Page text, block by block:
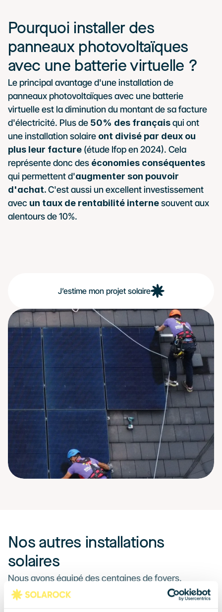
Pourquoi installer des
panneaux photovoltaïques
avec une batterie virtuelle ?
Le principal avantage d'une installation de
panneaux photovoltaïques avec une batterie
virtuelle est la diminution du montant de sa facture
d'électricité. Plus de 50% des français qui ont
une installation solaire ont divisé par deux ou
plus leur facture (étude Ifop en 2024). Cela
représente donc des économies conséquentes
qui permettent d'augmenter son pouvoir
d'achat. C'est aussi un excellent investissement
avec un taux de rentabilité interne souvent aux
alentours de 10%.
J’estime mon projet solaire
Nos autres installations
solaires
Nous avons équipé des centaines de foyers.
Puissance de l'installation, nombre de panneaux